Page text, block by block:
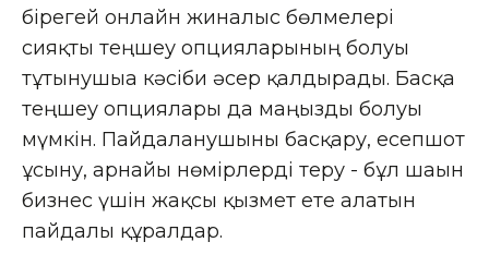
бірегей онлайн жиналыс бөлмелері
сияқты теңшеу опцияларының болуы
тұтынушыға кәсіби әсер қалдырады. Басқа
теңшеу опциялары да маңызды болуы
мүмкін. Пайдаланушыны басқару, есепшот
ұсыну, арнайы нөмірлерді теру - бұл шағын
бизнес үшін жақсы қызмет ете алатын
пайдалы құралдар.